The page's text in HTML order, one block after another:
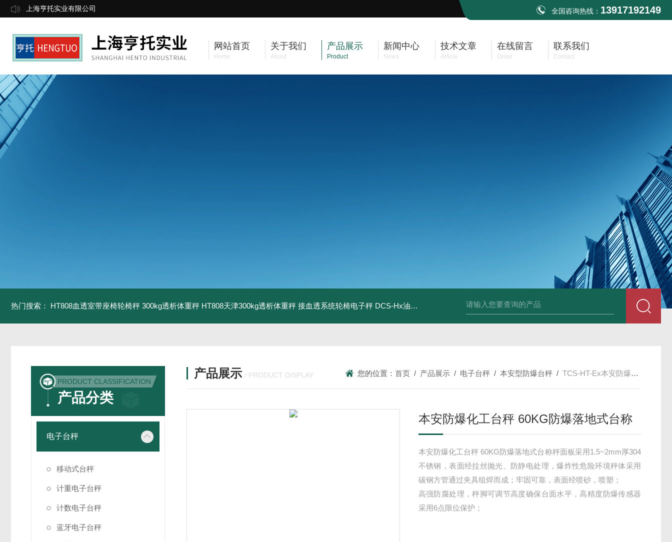
上海亨托实业有限公司 全国咨询热线： 13917192149
网站首页
Home
关于我们
About
产品展示
Product
新闻中心
News
技术文章
Article
在线留言
Order
联系我们
Contact
热门搜索： HT808血透室带座椅轮椅秤 300kg透析体重秤 HT808天津300kg透析体重秤 接血透系统轮椅电子秤 DCS-Hx油桶搬运车电子秤 上海350kg防爆倒桶称 HT808300kg带座椅轮椅秤 血透室轮椅
PRODUCT CLASSIFICATION
产品分类
电子台秤
移动式台秤
计重电子台秤
计数电子台秤
蓝牙电子台秤
产品展示 / PRODUCT DISPLAY 您的位置：首页 / 产品展示 / 电子台秤 /本安型防爆台秤 /TCS-HT-Ex本安防爆化工台秤 60KG防爆落地式台称
本安防爆化工台秤 60KG防爆落地式台称
本安防爆化工台秤 60KG防爆落地式台称秤面板采用1.5~2mm厚304
不锈钢，表面经拉丝抛光、防静电处理，爆炸性危险环境秤体采用
碳钢方管通过夹具组焊而成；牢固可靠，表面经喷砂，喷塑；
高强防腐处理，秤脚可调节高度确保台面水平，高精度防爆传感器
采用6点限位保护；